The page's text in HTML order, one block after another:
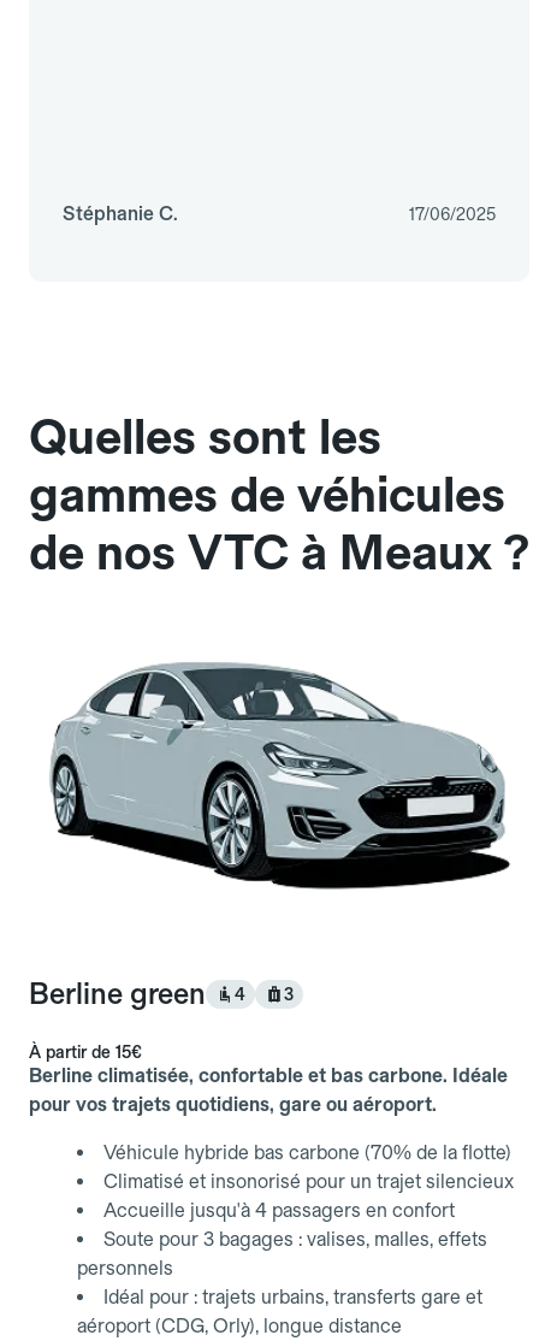
Stéphanie C. 17/06/2025
Quelles sont les
gammes de véhicules
de nos VTC à Meaux ?
Berline green 4 3
À partir de 15€
Berline climatisée, confortable et bas carbone. Idéale
pour vos trajets quotidiens, gare ou aéroport.
Véhicule hybride bas carbone (70% de la flotte)
Climatisé et insonorisé pour un trajet silencieux
Accueille jusqu'à 4 passagers en confort
Soute pour 3 bagages : valises, malles, effets
personnels
Idéal pour : trajets urbains, transferts gare et
aéroport (CDG, Orly), longue distance